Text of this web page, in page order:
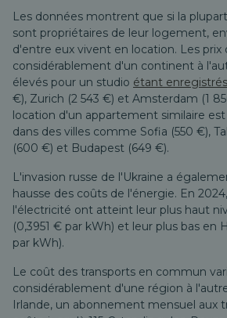
Les données montrent que si la
sont propriétaires de leur logement,
d'entre eux vivent en location. Les prix
considérablement d'un continent à
élevés pour un studio étant enregistrés
€), Zurich (2 543 €) et Amsterdam (1
location d'un appartement similaire
dans des villes comme Sofia (550 €),
(600 €) et Budapest (649 €).
L'invasion russe de l'Ukraine a
hausse des coûts de l'énergie. En
l'électricité ont atteint leur plus haut
(0,3951 € par kWh) et leur plus bas en
par kWh).
Le coût des transports en commun
considérablement d'une région à
Irlande, un abonnement mensuel aux